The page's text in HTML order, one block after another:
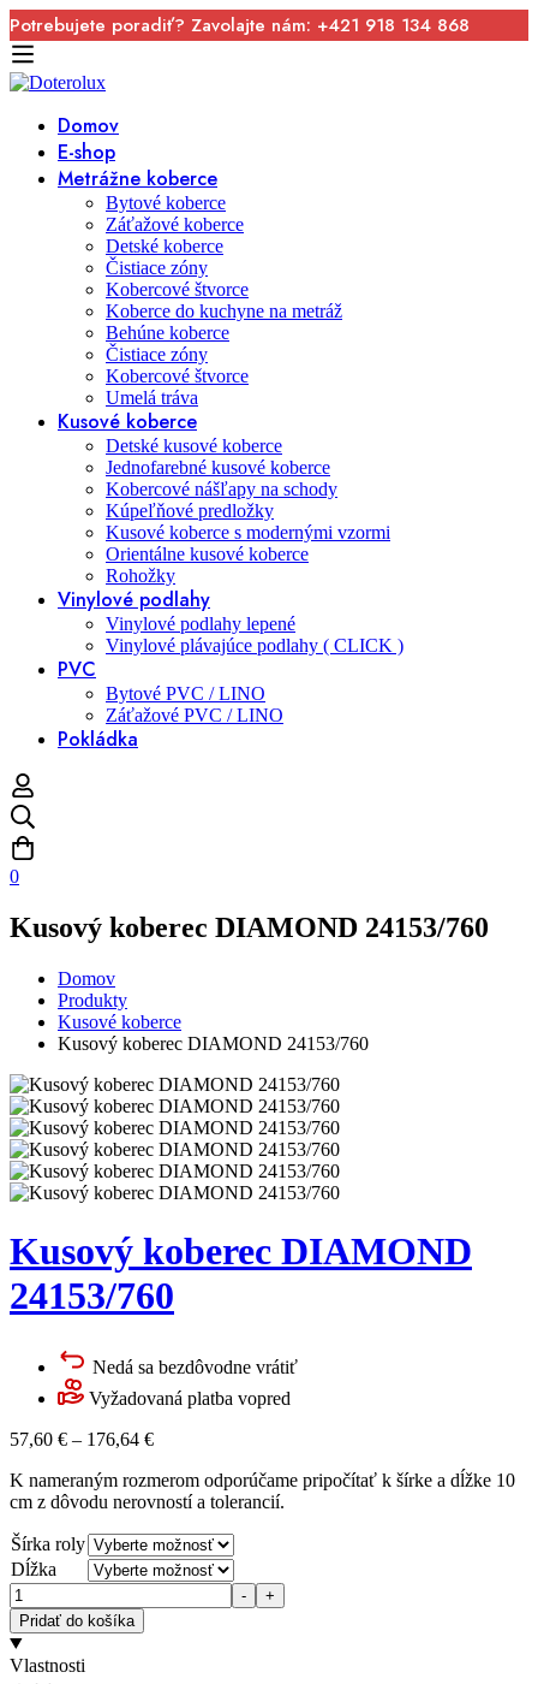
Potrebujete poradiť? Zavolajte nám: +421 918 134 868
Domov
E-shop
Metrážne koberce
Bytové koberce
Záťažové koberce
Detské koberce
Čistiace zóny
Kobercové štvorce
Koberce do kuchyne na metráž
Behúne koberce
Čistiace zóny
Kobercové štvorce
Umelá tráva
Kusové koberce
Detské kusové koberce
Jednofarebné kusové koberce
Kobercové nášľapy na schody
Kúpeľňové predložky
Kusové koberce s modernými vzormi
Orientálne kusové koberce
Rohožky
Vinylové podlahy
Vinylové podlahy lepené
Vinylové plávajúce podlahy ( CLICK )
PVC
Bytové PVC / LINO
Záťažové PVC / LINO
Pokládka
0
Kusový koberec DIAMOND 24153/760
Domov
Produkty
Kusové koberce
Kusový koberec DIAMOND 24153/760
Kusový koberec DIAMOND
24153/760
Nedá sa bezdôvodne vrátiť
Vyžadovaná platba vopred
57,60 € – 176,64 €
K nameraným rozmerom odporúčame pripočítať k šírke a dĺžke 10
cm z dôvodu nerovností a tolerancií.
Šírka roly
Dĺžka
Množstvo
-
+
Pridať do košíka
Vlastnosti